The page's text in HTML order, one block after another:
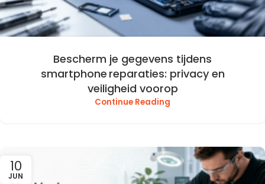
Bescherm je gegevens tijdens
smartphone reparaties: privacy en
veiligheid voorop
Continue Reading
10
JUN